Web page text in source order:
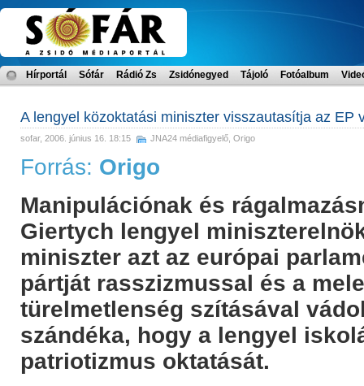
Hírportál Sófár Rádió Zs Zsidónegyed Tájoló Fotóalbum
A lengyel közoktatási miniszter visszautasítja az EP
sofar, 2006. június 16. 18:15 JNA24 médiafigyelő Origo
Forrás: Origo
Manipulációnak és
Giertych lengyel
miniszter azt az európai
pártját rasszizmussal és a
türelmetlenség szításával
szándéka, hogy a lengyel
patriotizmus oktatását.